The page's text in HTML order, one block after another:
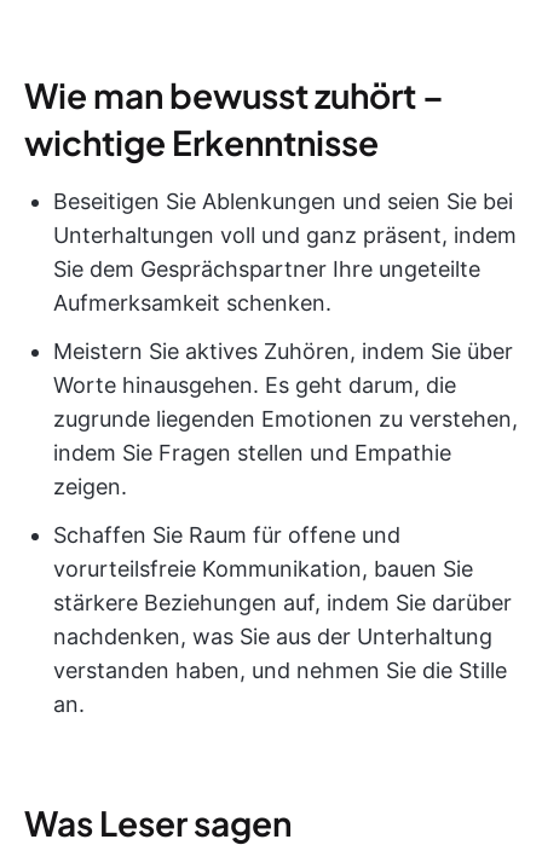
Wie man bewusst zuhört –
wichtige Erkenntnisse
Beseitigen Sie Ablenkungen und seien Sie bei
Unterhaltungen voll und ganz präsent, indem
Sie dem Gesprächspartner Ihre ungeteilte
Aufmerksamkeit schenken.
Meistern Sie aktives Zuhören, indem Sie über
Worte hinausgehen. Es geht darum, die
zugrunde liegenden Emotionen zu verstehen,
indem Sie Fragen stellen und Empathie
zeigen.
Schaffen Sie Raum für offene und
vorurteilsfreie Kommunikation, bauen Sie
stärkere Beziehungen auf, indem Sie darüber
nachdenken, was Sie aus der Unterhaltung
verstanden haben, und nehmen Sie die Stille
an.
Was Leser sagen